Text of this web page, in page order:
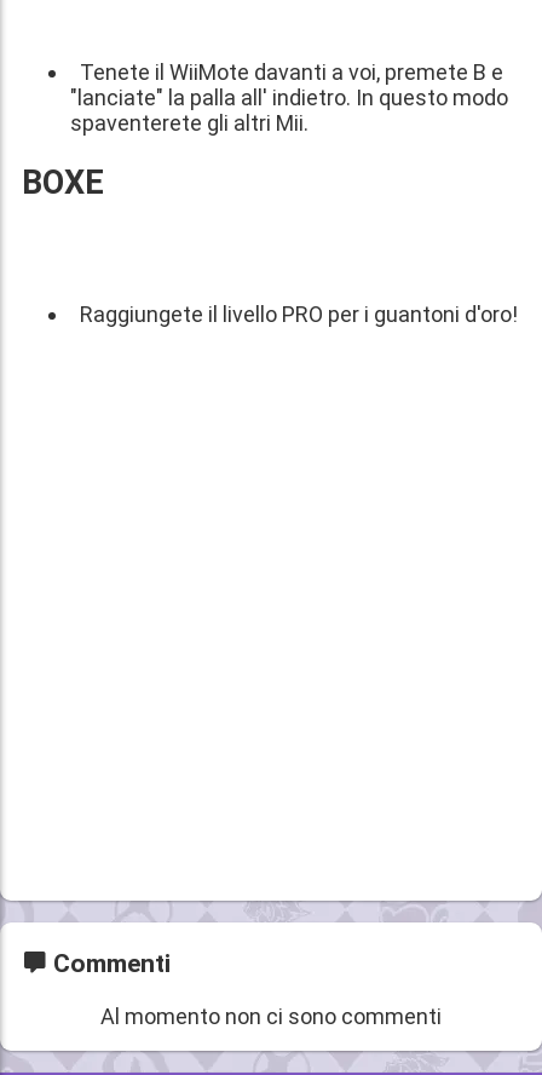
Tenete il WiiMote davanti a voi, premete B e
"lanciate" la palla all' indietro. In questo modo
spaventerete gli altri Mii.
BOXE
Raggiungete il livello PRO per i guantoni d'oro!
Commenti
Al momento non ci sono commenti